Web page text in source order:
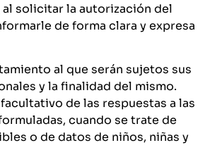
solicitar la autorización del
de forma clara y expresa
al que serán sujetos sus
y la finalidad del mismo.
de las respuestas a las
cuando se trate de
o de datos de niños, niñas y